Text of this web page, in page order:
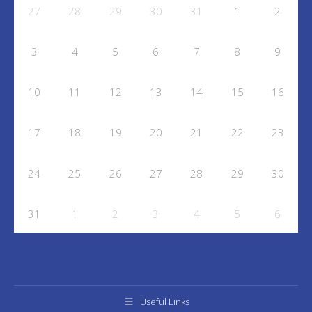
27 28 29 30 31 1 2
3 4 5 6 7 8 9
10 11 12 13 14 15 16
17 18 19 20 21 22 23
24 25 26 27 28 29 30
31 1 2 3 4 5 6
Useful Links